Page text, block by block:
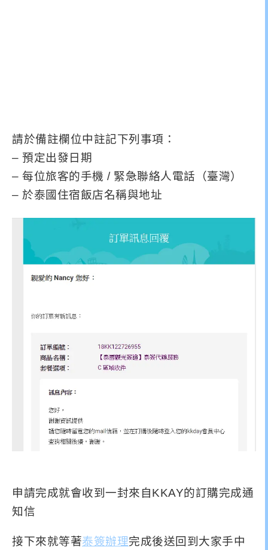
請於備註欄位中註記下列事項：
– 預定出發日期
– 每位旅客的手機 / 緊急聯絡人電話（臺灣）
– 於泰國住宿飯店名稱與地址
申請完成就會收到一封來自KKAY的訂購完成通
知信
接下來就等著泰簽辦理完成後送回到大家手中